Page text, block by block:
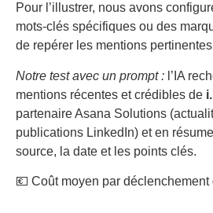
Pour l’illustrer, nous avons
mots-clés spécifiques ou des
de repérer les mentions
Notre test avec un prompt : l’IA
mentions récentes et crédibles de
partenaire Asana Solutions
publications LinkedIn) et en
source, la date et les points clés.
💶 Coût moyen par